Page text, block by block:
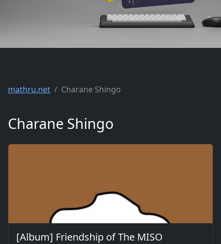
mathru.net Charane Shingo
Charane Shingo
[Album] Friendship of The MISO